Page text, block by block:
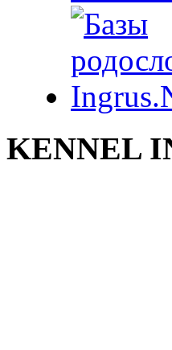
KENNEL